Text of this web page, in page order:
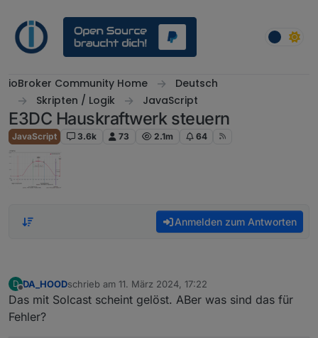
ioBroker Community Home
Deutsch
Skripten / Logik
JavaScript
E3DC Hauskraftwerk steuern
JavaScript 3.6k 73 2.1m 64
Anmelden zum Antworten
D
Offline
DA_HOODschrieb am 11. März 2024, 17:22
zuletzt editiert von
Das mit Solcast scheint gelöst. ABer was sind das für
Fehler?